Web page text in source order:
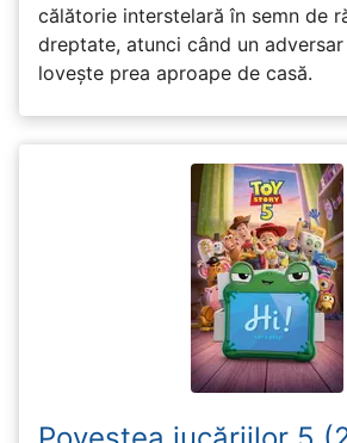
călătorie interstelară în semn de
dreptate, atunci când un
lovește prea aproape de casă.